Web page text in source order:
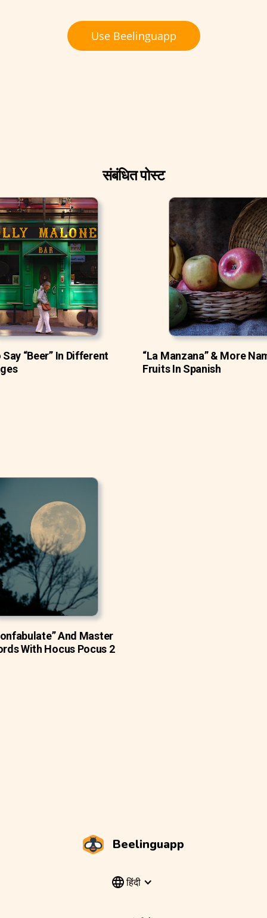
Use Beelinguapp
संबंधित पोस्ट
“Beer” In Different
“La Manzana” & More
Fruits In Spanish
And Master
With Hocus Pocus 2
Beelinguapp
हिंदी